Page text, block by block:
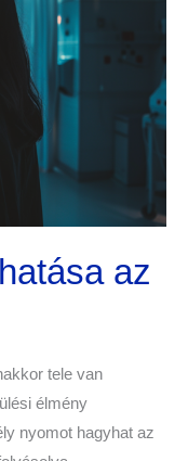
az
tele van
élmény
nyomot hagyhat az